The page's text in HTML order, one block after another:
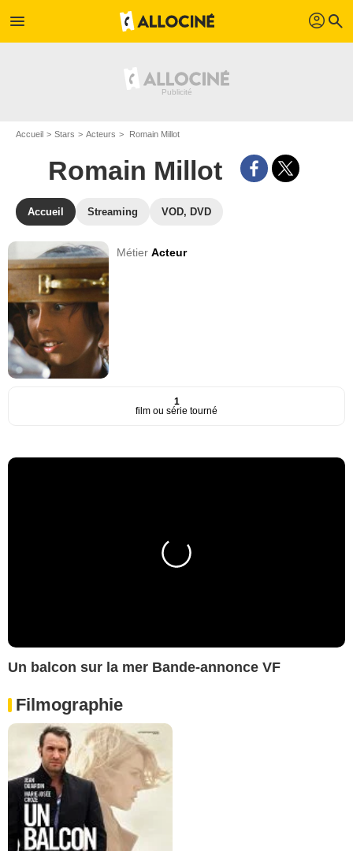
menu profil search
Accueil Stars Acteurs Romain Millot
Romain Millot
Accueil Streaming VOD, DVD
MétierActeur
1
film ou série tourné
Un balcon sur la mer Bande-annonce VF
Filmographie